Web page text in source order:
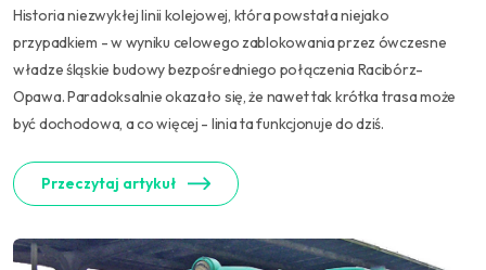
Historia niezwykłej linii kolejowej, która powstała niejako
przypadkiem - w wyniku celowego zablokowania przez ówczesne
władze śląskie budowy bezpośredniego połączenia Racibórz-
Opawa. Paradoksalnie okazało się, że nawet tak krótka trasa może
być dochodowa, a co więcej - linia ta funkcjonuje do dziś.
Przeczytaj artykuł